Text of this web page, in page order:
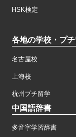
HSK検定
各地の学校・プ
名古屋校
上海校
杭州プチ留学
中国語辞書
多音字学習辞書